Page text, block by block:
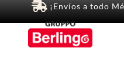
¡Envíos a todo